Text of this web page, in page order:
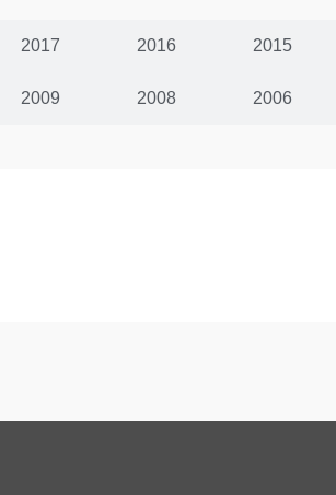
2017 2016 2015
2009 2008 2006